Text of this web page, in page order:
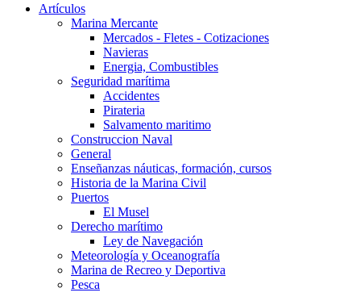
Artículos
Marina Mercante
Mercados - Fletes - Cotizaciones
Navieras
Energia, Combustibles
Seguridad marítima
Accidentes
Pirateria
Salvamento maritimo
Construccion Naval
General
Enseñanzas náuticas, formación, cursos
Historia de la Marina Civil
Puertos
El Musel
Derecho marítimo
Ley de Navegación
Meteorología y Oceanografía
Marina de Recreo y Deportiva
Pesca